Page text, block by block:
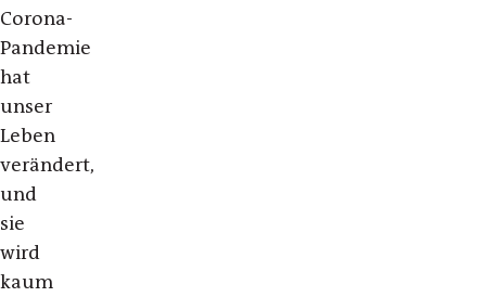
Corona-
Pandemie
hat
unser
Leben
verändert,
und
sie
wird
kaum